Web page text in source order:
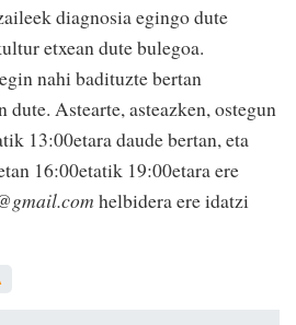
diagnosia egingo dute
etxean dute bulegoa.
nahi badituzte bertan
Astearte, asteazken, ostegun
13:00etara daude bertan, eta
16:00etatik 19:00etara ere
helbidera ere idatzi